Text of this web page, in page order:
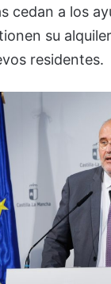
cedan a los
su
residentes.